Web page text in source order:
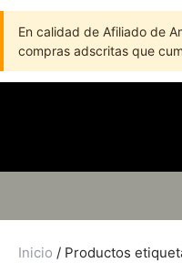
En calidad de Afiliado de
compras adscritas que
Inicio / Productos